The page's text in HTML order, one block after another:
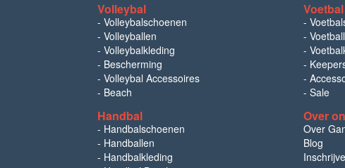
Volleybal
- Volleybalschoenen
- Volleyballen
- Volleybalkleding
- Bescherming
- Volleybal Accessoires
- Beach
Voetbal
-
-
-
-
-
- Sale
Handbal
- Handbalschoenen
- Handballen
- Handbalkleding
Over
Over
Blog